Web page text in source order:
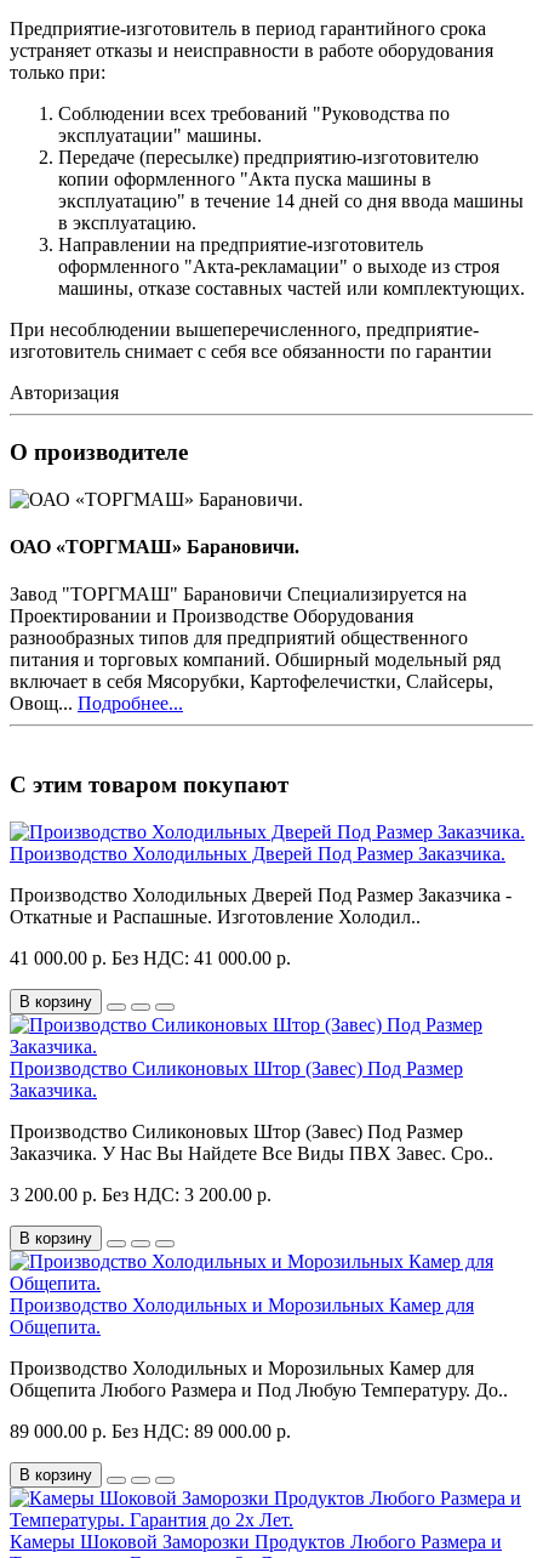
Предприятие-изготовитель в период гарантийного срока
устраняет отказы и неисправности в работе оборудования
только при:
Соблюдении всех требований "Руководства по
эксплуатации" машины.
Передаче (пересылке) предприятию-изготовителю
копии оформленного "Акта пуска машины в
эксплуатацию" в течение 14 дней со дня ввода машины
в эксплуатацию.
Направлении на предприятие-изготовитель
оформленного "Акта-рекламации" о выходе из строя
машины, отказе составных частей или комплектующих.
При несоблюдении вышеперечисленного, предприятие-
изготовитель снимает с себя все обязанности по гарантии
Авторизация
О производителе
ОАО «ТОРГМАШ» Барановичи.
Завод "ТОРГМАШ" Барановичи Специализируется на
Проектировании и Производстве Оборудования
разнообразных типов для предприятий общественного
питания и торговых компаний. Обширный модельный ряд
включает в себя Мясорубки, Картофелечистки, Слайсеры,
Овощ... Подробнее...
С этим товаром покупают
Производство Холодильных Дверей Под Размер Заказчика.
Производство Холодильных Дверей Под Размер Заказчика -
Откатные и Распашные. Изготовление Холодил..
41 000.00 р. Без НДС: 41 000.00 р.
В корзину
Производство Силиконовых Штор (Завес) Под Размер
Заказчика.
Производство Силиконовых Штор (Завес) Под Размер
Заказчика. У Нас Вы Найдете Все Виды ПВХ Завес. Сро..
3 200.00 р. Без НДС: 3 200.00 р.
В корзину
Производство Холодильных и Морозильных Камер для
Общепита.
Производство Холодильных и Морозильных Камер для
Общепита Любого Размера и Под Любую Температуру. До..
89 000.00 р. Без НДС: 89 000.00 р.
В корзину
Камеры Шоковой Заморозки Продуктов Любого Размера и